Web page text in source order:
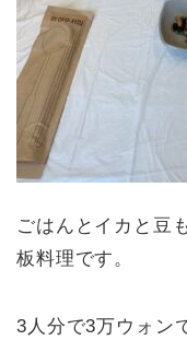
ごはんとイカと豆
板料理です。
3人分で3万ウォン